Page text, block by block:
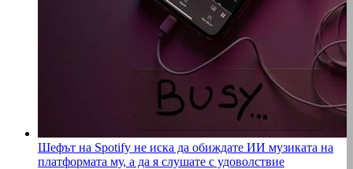
Шефът на Spotify не иска да обиждате ИИ музиката на
платформата му, а да я слушате с удоволствие